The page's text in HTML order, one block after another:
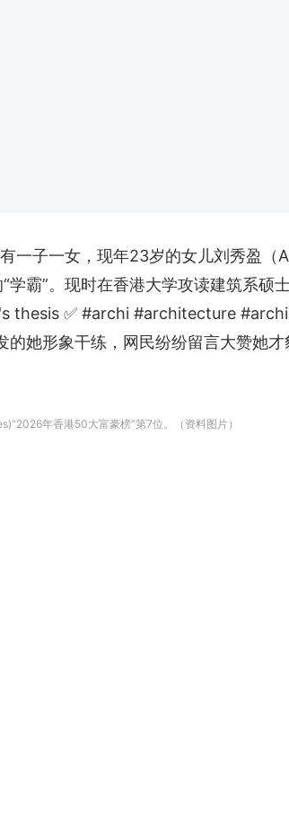
一子一女，现年23岁的女儿刘秀盈
霸”。现时在香港大学攻读建筑系硕
thesis ✅ #archi #architecture
她形象干练，网民纷纷留言大赞她才
年香港50大富豪榜”第7位。（资料图片）